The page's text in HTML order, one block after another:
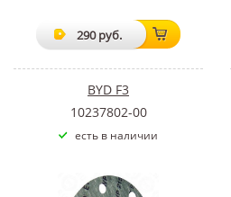
290 руб.
BYD F3
10237802-00
есть в наличии